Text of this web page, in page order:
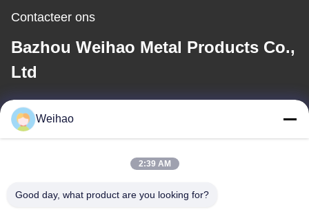
Contacteer ons
Bazhou Weihao Metal Products Co.,
Ltd
E-mail
408690175@qq.com
Ons adres
Weihao
2:39 AM
Good day, what product are you looking for?